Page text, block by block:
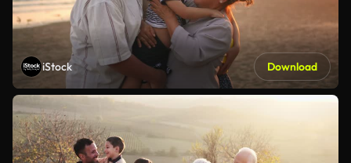
iStock Download